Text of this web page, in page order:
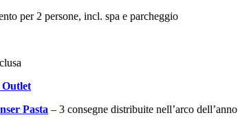
per 2 persone, incl. spa e parcheggio
Pasta – 3 consegne distribuite nell’arco dell’anno